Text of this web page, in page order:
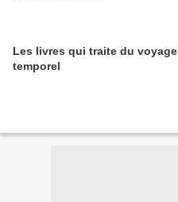
Les livres qui traite du voyage
temporel